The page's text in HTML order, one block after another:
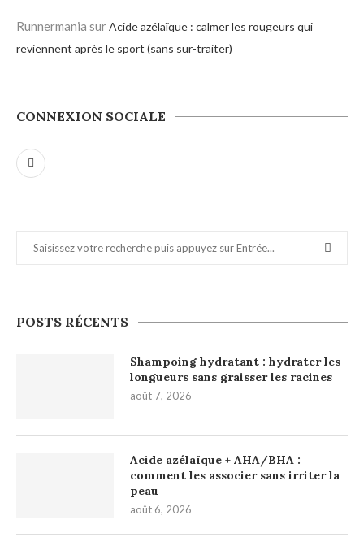
Runnermania surAcide azélaïque : calmer les rougeurs qui
reviennent après le sport (sans sur-traiter)
CONNEXION SOCIALE
POSTS RÉCENTS
Shampoing hydratant : hydrater les
longueurs sans graisser les racines
août 7, 2026
Acide azélaïque + AHA/BHA :
comment les associer sans irriter la
peau
août 6, 2026